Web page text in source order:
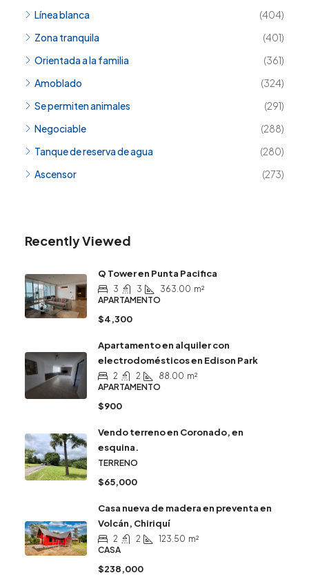
Línea blanca
(404)
Zona tranquila
(401)
Orientada a la familia
(361)
Amoblado
(324)
Se permiten animales
(291)
Negociable
(288)
Tanque de reserva de agua
(280)
Ascensor
(273)
Recently Viewed
Q Tower en Punta Pacifica
3 3 363.00 m²
APARTAMENTO
$4,300
Apartamento en alquiler con
electrodomésticos en Edison Park
2 2 88.00 m²
APARTAMENTO
$900
Vendo terreno en Coronado, en
esquina.
TERRENO
$65,000
Casa nueva de madera en preventa en
Volcán, Chiriquí
2 2 123.50 m²
CASA
$238,000